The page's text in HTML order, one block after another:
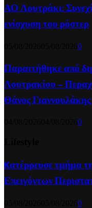
ΑΟ Λουτράκι:
ενίσχυση του ρόστερ
0
Παραιτήθηκε από
Λουτρακίου –
Θάνος Γιαννουλάκης
0
Kατέρρευσε τμήμα
Επειγόντων
0